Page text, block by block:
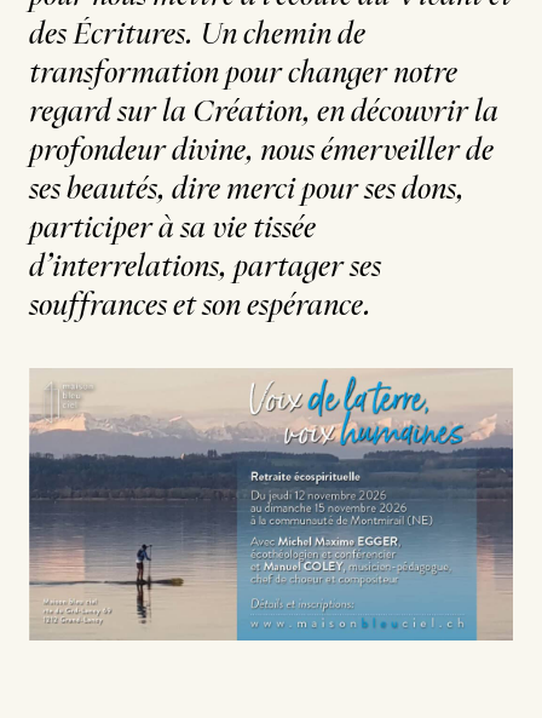
des Écritures. Un chemin de
transformation pour changer notre
regard sur la Création, en découvrir la
profondeur divine, nous émerveiller de
ses beautés, dire merci pour ses dons,
participer à sa vie tissée
d’interrelations, partager ses
souffrances et son espérance.